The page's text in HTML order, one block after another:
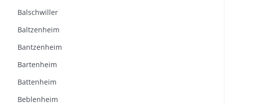
Balschwiller
Baltzenheim
Bantzenheim
Bartenheim
Battenheim
Beblenheim